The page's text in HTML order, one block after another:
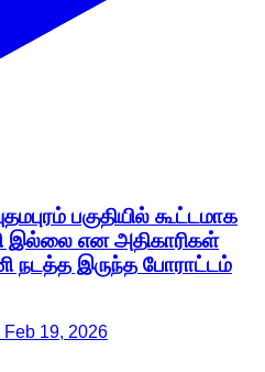
பகுதியில் கூட்டமாக
இல்லை என அதிகாரிகள்
நடத்த இருந்த போராட்டம்
Feb 19, 2026